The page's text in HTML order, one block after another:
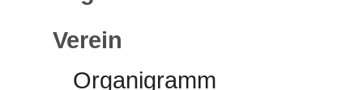
Verein
Organigramm